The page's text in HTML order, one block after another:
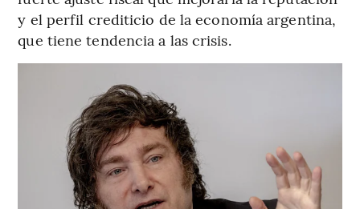
y el perfil crediticio de la economía argentina,
que tiene tendencia a las crisis.